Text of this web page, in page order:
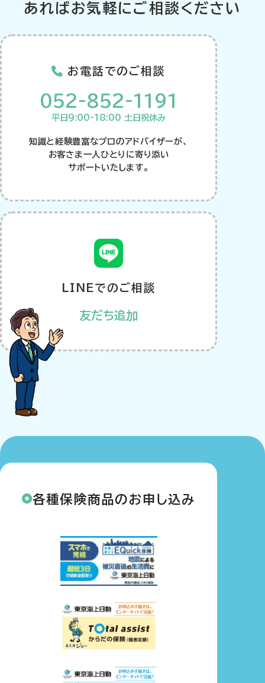
あればお気軽にご相談ください
お電話でのご相談
052-852-1191
平日9:00-18:00 土日祝休み
知識と経験豊富なプロのアドバイザーが、
お客さま一人ひとりに寄り添い
サポートいたします。
LINEでのご相談
友だち追加
各種保険商品のお申し込み